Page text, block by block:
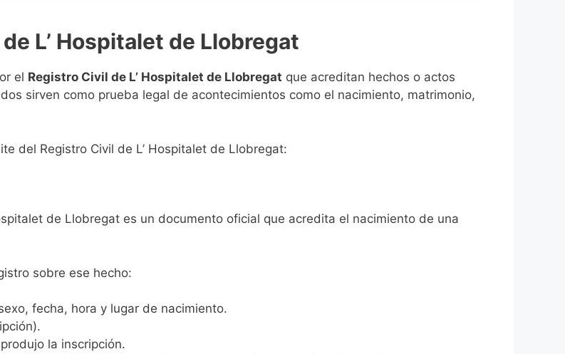
L’ Hospitalet de Llobregat
el Registro Civil de L’ Hospitalet de Llobregat que acreditan hechos o actos
sirven como prueba legal de acontecimientos como el nacimiento, matrimonio,
del Registro Civil de L’ Hospitalet de Llobregat:
de Llobregat es un documento oficial que acredita el nacimiento de una
sobre ese hecho:
fecha, hora y lugar de nacimiento.
la inscripción.